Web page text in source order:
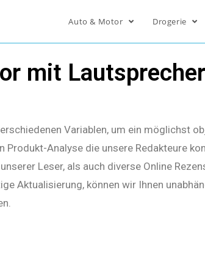
Auto & Motor Drogerie
mit
Variablen, um ein möglichst
Produkt-Analyse die unsere Redakteure
Leser, als auch diverse Online
Aktualisierung, können wir Ihnen